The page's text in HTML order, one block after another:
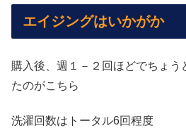
エイジングはいかがか
購入後、週１－２回ほどでちょう
たのがこちら
洗濯回数はトータル6回程度